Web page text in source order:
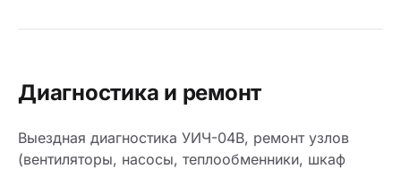
Диагностика и ремонт
Выездная диагностика УИЧ-04В, ремонт узлов
(вентиляторы, насосы, теплообменники, шкаф